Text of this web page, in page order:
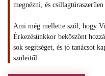
megnézni, és
Ami még mellette szól, hogy
Érkezésünkkor beköszönt
sok segítséget, és jó tanácsot
szüleitől.